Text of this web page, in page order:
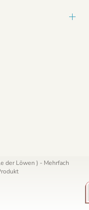
der Löwen ) - Mehrfach